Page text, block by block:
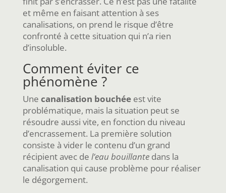
et même en faisant attention à ses
canalisations, on prend le risque d’être
confronté à cette situation qui n’a rien
d’insoluble.
Comment éviter ce
phénomène ?
Une canalisation bouchéeest vite
problématique, mais la situation peut se
résoudre aussi vite, en fonction du niveau
d’encrassement. La première solution
consiste à vider le contenu d’un grand
récipient avec de l’eau bouillantedans la
canalisation qui cause problème pour réaliser
le dégorgement.